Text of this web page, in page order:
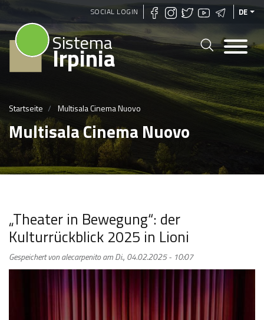
Direkt
zum
Inhalt
SOCIAL LOGIN DE
Sistema
Irpinia
Startseite Multisala Cinema Nuovo
Multisala Cinema Nuovo
„Theater in Bewegung“: der
Kulturrückblick 2025 in Lioni
Gespeichert vonalecarpenitoamDi., 04.02.2025 - 10:07